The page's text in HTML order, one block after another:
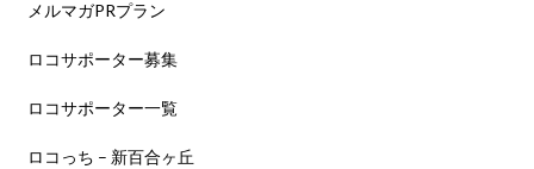
メルマガPRプラン
ロコサポーター募集
ロコサポーター一覧
ロコっち – 新百合ヶ丘